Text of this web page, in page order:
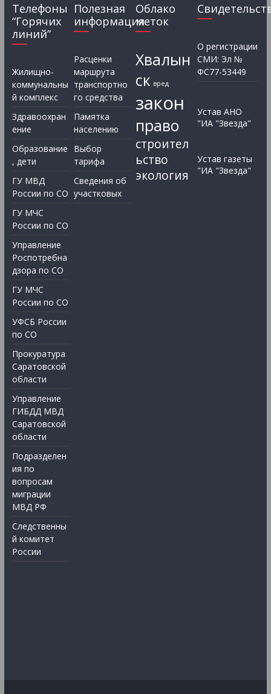
Телефоны
“Горячих
линий”
Жилищно-
коммунальны
й комплекс
Здравоохран
ение
Образование
, дети
ГУ МВД
России по СО
ГУ МЧС
России по СО
Управление
Роспотребна
дзора по СО
ГУ МЧС
России по СО
УФСБ России
по СО
Прокуратура
Саратовской
области
Управление
ГИБДД МВД
Саратовской
области
Подразделен
ия по
вопросам
миграции
МВД РФ
Следственны
й комитет
России
Полезная
информация
Расценки
маршрута
транспортно
го средства
Памятка
населению
Выбор
тарифа
Сведения об
участковых
Облако
меток
Хвалын
ск вред
закон
право
строител
ьство
экология
О регистрации
СМИ: Эл №
ФС77-53449
Устав АНО
"ИА "Звезда"
Устав газеты
"ИА "Звезда"